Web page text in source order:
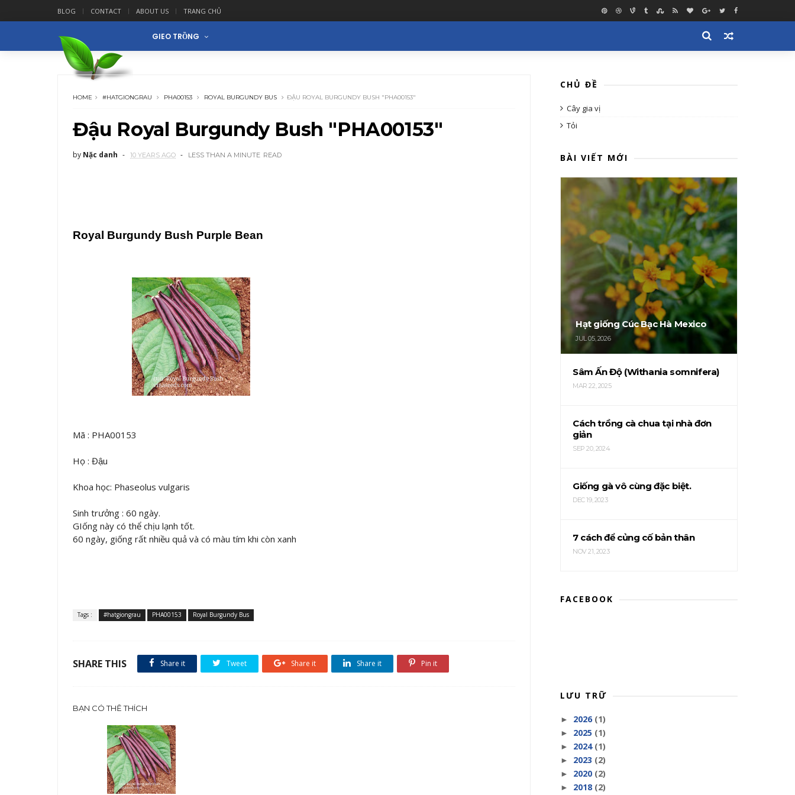
BLOG CONTACT ABOUT US TRANG CHỦ
GIEO TRỒNG
HOME #HATGIONGRAU PHA00153 ROYAL BURGUNDY BUS ĐẬU ROYAL BURGUNDY BUSH "PHA00153"
Đậu Royal Burgundy Bush "PHA00153"
by Nặc danh 10 YEARS AGO LESS THAN A MINUTE READ
Royal Burgundy Bush Purple Bean
Mã : PHA00153
Họ : Đậu
Khoa học: Phaseolus vulgaris
Sinh trưởng : 60 ngày.
GIống này có thể chịu lạnh tốt.
60 ngày, giống rất nhiều quả và có màu tím khi còn xanh
Tags : #hatgiongrau PHA00153 Royal Burgundy Bus
SHARE THIS Share it Tweet Share it Share it Pin it
BẠN CÓ THỂ THÍCH
CHỦ ĐỀ
Cây gia vị
Tỏi
BÀI VIẾT MỚI
Hạt giống Cúc Bạc Hà Mexico
JUL 05, 2026
Sâm Ấn Độ (Withania somnifera)
MAR 22, 2025
Cách trồng cà chua tại nhà đơn
giản
SEP 20, 2024
Giống gà vô cùng đặc biệt.
DEC 19, 2023
7 cách để củng cố bản thân
NOV 21, 2023
FACEBOOK
LƯU TRỮ
► 2026 (1)
► 2025 (1)
► 2024 (1)
► 2023 (2)
► 2020 (2)
► 2018 (2)